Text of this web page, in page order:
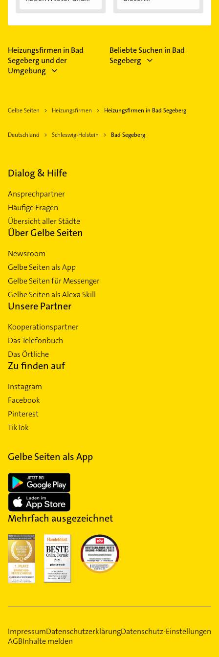
Heizungsfirmen in Bad
Segeberg und der
Umgebung
Beliebte Suchen in Bad
Segeberg
Gelbe Seiten Heizungsfirmen Heizungsfirmen in Bad Segeberg
Deutschland Schleswig-Holstein Bad Segeberg
Dialog & Hilfe
Ansprechpartner
Häufige Fragen
Übersicht aller Städte
Über Gelbe Seiten
Newsroom
Gelbe Seiten als App
Gelbe Seiten für Messenger
Gelbe Seiten als Alexa Skill
Unsere Partner
Kooperationspartner
Das Telefonbuch
Das Örtliche
Zu finden auf
Instagram
Facebook
Pinterest
TikTok
Gelbe Seiten als App
Mehrfach ausgezeichnet
ImpressumDatenschutzerklärungDatenschutz-Einstellungen
AGBInhalte melden